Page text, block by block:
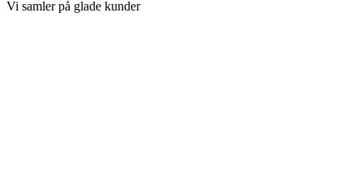
Vi samler på glade kunder